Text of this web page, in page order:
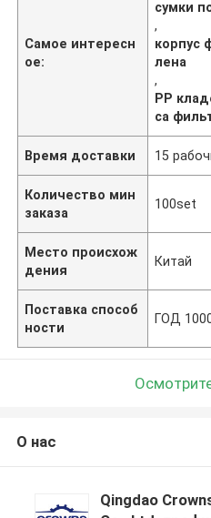
Самое интересн
ое:
сумки
,
корпус
лена
,
PP
са
Время доставки 15
Количество мин
заказа
100set
Место происхож
дения
Китай
Поставка способ
ности
ГОД
О нас
Qingdao